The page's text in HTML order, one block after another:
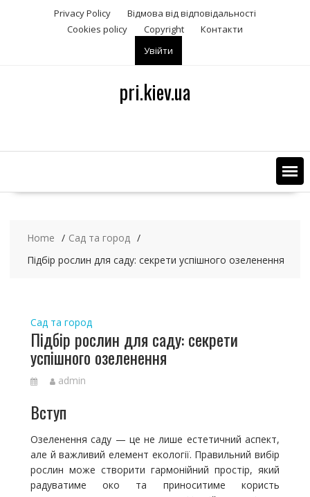
t
Privacy Policy
Відмова від відповідальності
Сookies policy
Copyright
Контакти
Увійти
pri.kiev.ua
Home
Сад та город
Підбір рослин для саду: секрети успішного озеленення
Сад та город
Підбір рослин для саду: секрети
успішного озеленення
admin
Вступ
Озеленення саду — це не лише естетичний аспект,
але й важливий елемент екології. Правильний вибір
рослин може створити гармонійний простір, який
радуватиме око та приноситиме користь